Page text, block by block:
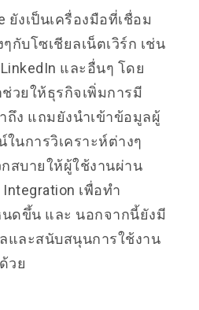
ยังเป็นเครื่องมือที่เชื่อม
กับโซเชียลเน็ตเวิร์ก เช่น
และอื่นๆ โดย
วยให้ธุรกิจเพิ่มการมี
ถึง แถมยังนำเข้าข้อมูลผู้
นการวิเคราะห์ต่างๆ
สบายให้ผู้ใช้งานผ่าน
เพื่อทำ
ดขึ้น และ นอกจากนี้ยังมี
และสนับสนุนการใช้งาน
วย